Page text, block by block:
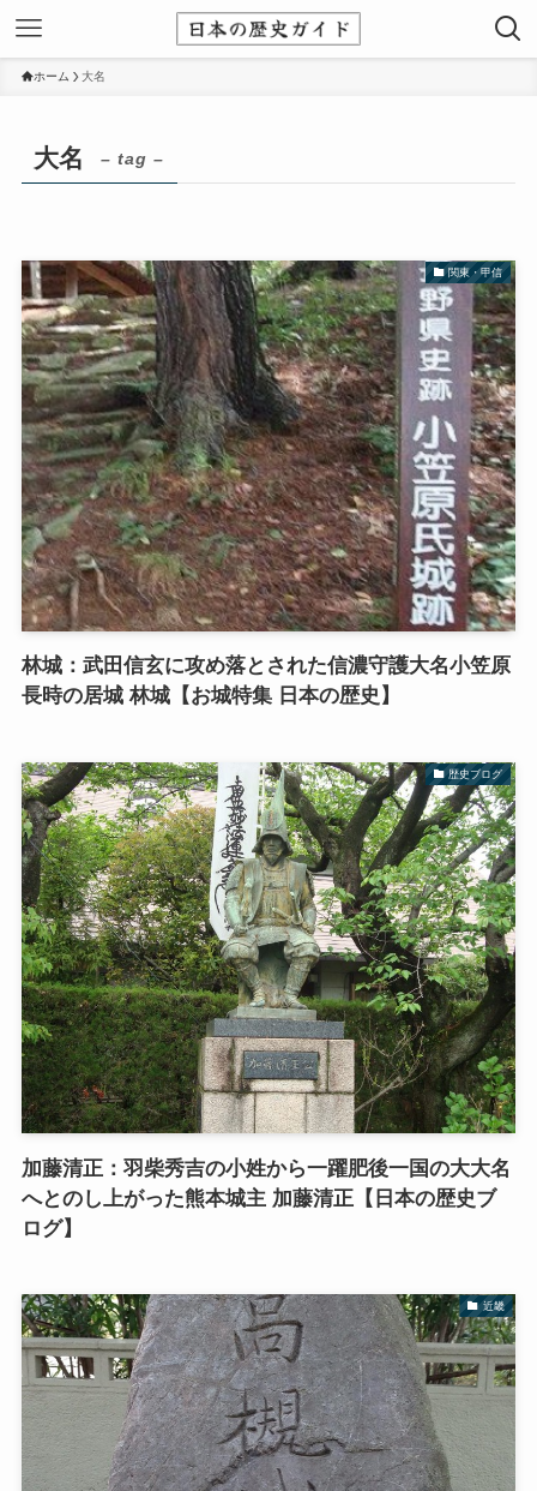
ホーム 大名
大名 – tag –
関東・甲信
林城：武田信玄に攻め落とされた信濃守護大名小笠原
長時の居城 林城【お城特集 日本の歴史】
歴史ブログ
加藤清正：羽柴秀吉の小姓から一躍肥後一国の大大名
へとのし上がった熊本城主 加藤清正【日本の歴史ブ
ログ】
近畿